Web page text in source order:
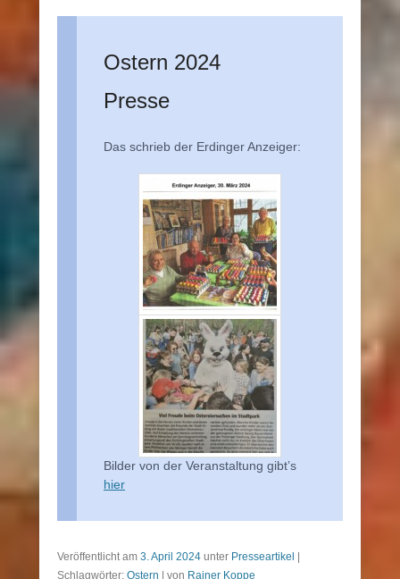
Ostern 2024
Presse
Das schrieb der Erdinger Anzeiger:
Bilder von der Veranstaltung gibt’s
hier
Veröffentlicht am 3. April 2024 unter Presseartikel |
Schlagwörter: Ostern | von Rainer Koppe